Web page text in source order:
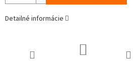
Detailné informácie